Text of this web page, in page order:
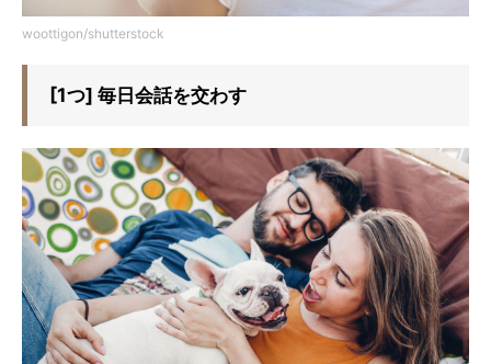
woottigon/shutterstock
[1つ] 毎日会話を交わす